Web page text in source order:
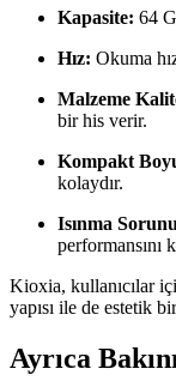
Kapasite: 64
Hız: Okuma
Malzeme
bir his verir.
Kompakt
kolaydır.
Isınma
performansını
Kioxia, kullanıcılar
yapısı ile de estetik
Ayrıca